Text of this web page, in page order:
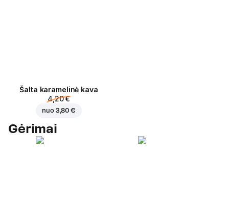
Šalta karamelinė kava
4,20 €
nuo 3,80 €
Gėrimai